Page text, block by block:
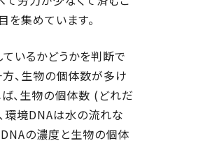
集めています。
いるかどうかを判断で
、生物の個体数が多け
、生物の個体数 (どれだ
環境DNAは水の流れな
DNAの濃度と生物の個体